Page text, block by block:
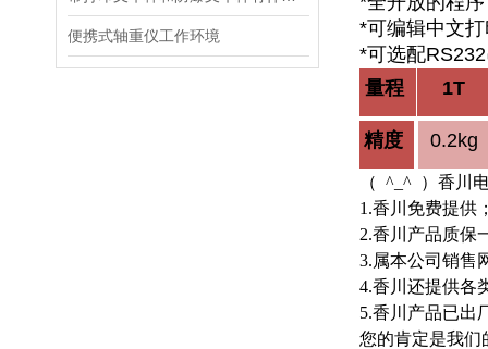
便携式轴重仪工作环境
*可编辑中文
*可选配RS232
量程
1T
精度 0.2kg
（ ^_^ ）香川
1.香川免费提供
2.香川产品质保
3.属本公司销售
4.香川还提供各
5.香川产品已出
您的肯定是我们